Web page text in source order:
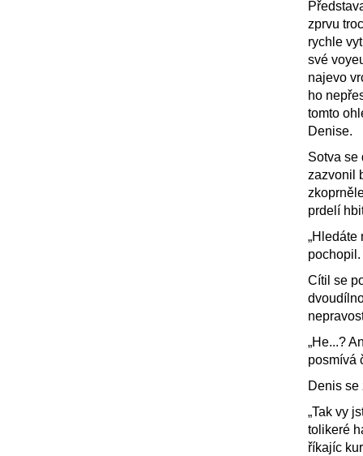
zprvu
rychle
své
najevo
ho
tomto
Denise.
Sotva se
zazvonil
prdelí
„Hledáte
pochopil.
Cítil se
„He...?
posmívá
Denis se
„Tak vy
tolikeré
říkajíc